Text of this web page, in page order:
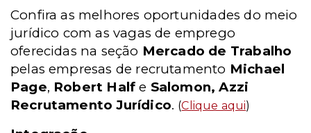
Confira as melhores oportunidades do meio
jurídico com as vagas de emprego
oferecidas na seção Mercado de Trabalho
pelas empresas de recrutamento Michael
Page, Robert Halfe Salomon, Azzi
Recrutamento Jurídico. (Clique aqui)